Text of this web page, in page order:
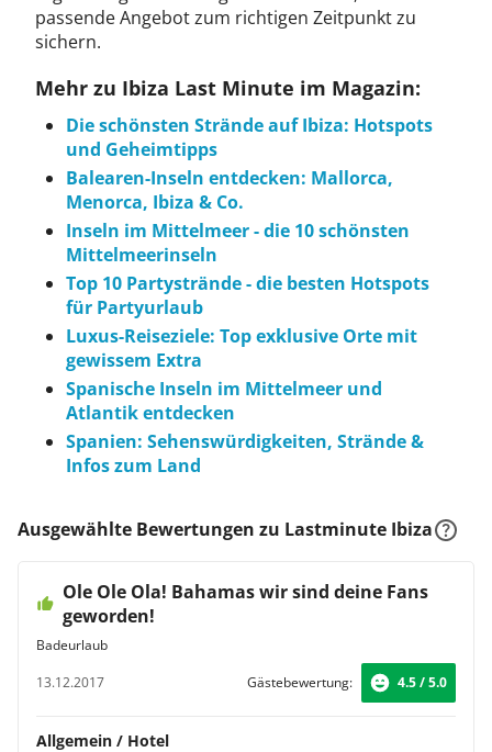
passende Angebot zum richtigen Zeitpunkt zu
sichern.
Mehr zu Ibiza Last Minute im Magazin:
Die schönsten Strände auf Ibiza: Hotspots
und Geheimtipps
Balearen-Inseln entdecken: Mallorca,
Menorca, Ibiza & Co.
Inseln im Mittelmeer - die 10 schönsten
Mittelmeerinseln
Top 10 Partystrände - die besten Hotspots
für Partyurlaub
Luxus-Reiseziele: Top exklusive Orte mit
gewissem Extra
Spanische Inseln im Mittelmeer und
Atlantik entdecken
Spanien: Sehenswürdigkeiten, Strände &
Infos zum Land
Ausgewählte Bewertungen zu Lastminute Ibiza
Ole Ole Ola! Bahamas wir sind deine Fans
geworden!
Badeurlaub
13.12.2017
Gästebewertung: 4.5 / 5.0
Allgemein / Hotel